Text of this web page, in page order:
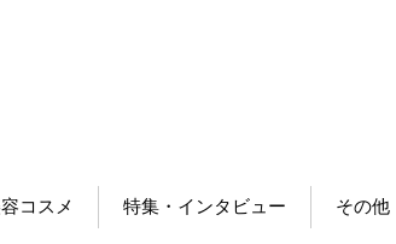
コスメ 特集・インタビュー その他